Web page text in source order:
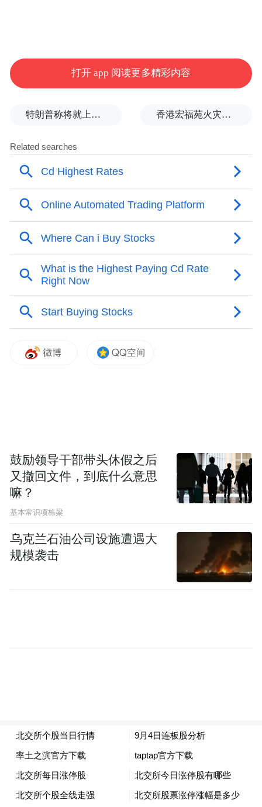
打开 app 阅读更多精彩内容
特朗普称将就上诉法院涉白宫宴会厅项目裁决提起上诉 香港宏福苑火灾跨部门调查最终报告：大火或由烟头引起
鼓励领导干部带头休假之后
又撤回文件，到底什么意思
嘛？
基本常识项栋梁
乌克兰石油公司设施遭遇大
规模袭击